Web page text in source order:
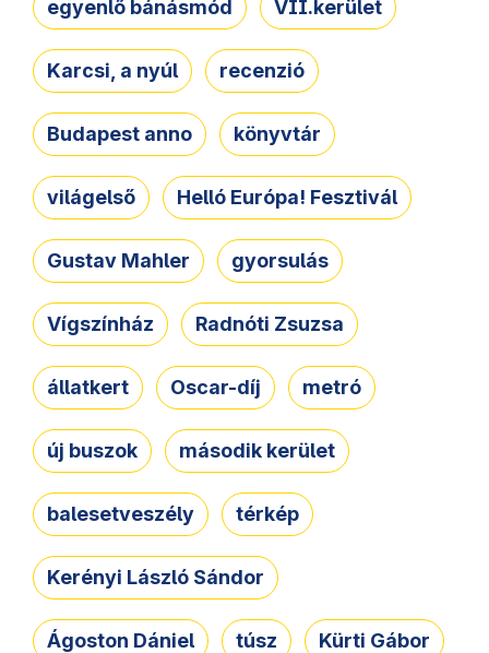
egyenlő bánásmód VII.kerület
Karcsi, a nyúl recenzió
Budapest anno könyvtár
világelső Helló Európa! Fesztivál
Gustav Mahler gyorsulás
Vígszínház Radnóti Zsuzsa
állatkert Oscar-díj metró
új buszok második kerület
balesetveszély térkép
Kerényi László Sándor
Ágoston Dániel túsz Kürti Gábor